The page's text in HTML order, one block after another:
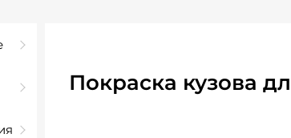
Покраска кузова